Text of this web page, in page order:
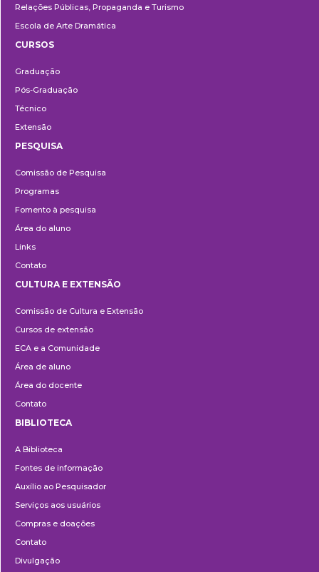
Relações Públicas, Propaganda e Turismo
Escola de Arte Dramática
CURSOS
Graduação
Pós-Graduação
Técnico
Extensão
PESQUISA
Comissão de Pesquisa
Programas
Fomento à pesquisa
Área do aluno
Links
Contato
e
Extensão
CULTURA E EXTENSÃO
Comissão de Cultura e Extensão
Cursos de extensão
ECA e a Comunidade
Área de aluno
Área do docente
Contato
BIBLIOTECA
A Biblioteca
Fontes de informação
Auxílio ao Pesquisador
Serviços aos usuários
Compras e doações
Contato
Divulgação